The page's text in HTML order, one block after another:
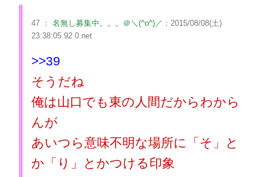
47 ： 名無し募集中。。。＠＼(^o^)／ ：2015/08/08(土)
23:38:05.92 0.net
>>39
そうだね
俺は山口でも東の人間だからわから
んが
あいつら意味不明な場所に「そ」と
か「り」とかつける印象